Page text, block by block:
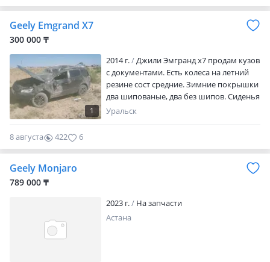
0
Geely Emgrand X7
300 000 ₸
1
2014 г.
Джили Эмгранд х7 продам кузов
с документами. Есть колеса на летний
резине сост средние. Зимние покрышки
два шипованые, два без шипов. Сиденья
в хорошем состоянии только комплект
Уральск
8 августа 422 6
Geely Monjaro
789 000 ₸
2023 г.
На запчасти
Астана